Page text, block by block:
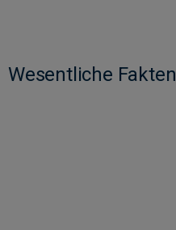
Wesentliche Fakten